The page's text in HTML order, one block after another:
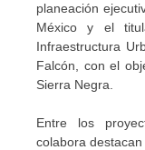
planeación
México y el
Infraestructura
Falcón, con el
Sierra Negra.
Entre los
colabora